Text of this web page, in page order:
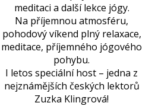
meditaci a další lekce jógy.
Na příjemnou atmosféru,
pohodový víkend plný relaxace,
meditace, příjemného jógového
pohybu.
I letos speciální host – jedna z
nejznámějších českých lektorů
Zuzka Klingrová!